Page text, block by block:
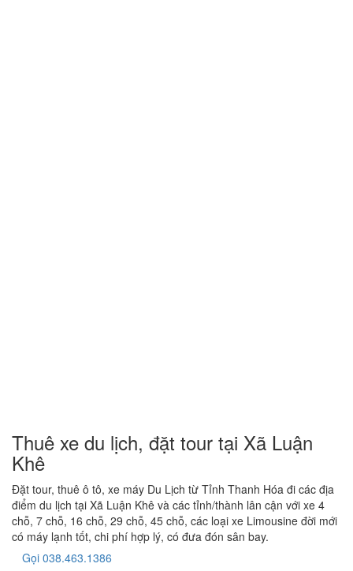
Thuê xe du lịch, đặt tour tại Xã Luận
Khê
Đặt tour, thuê ô tô, xe máy Du Lịch từ Tỉnh Thanh Hóa đi các địa
điểm du lịch tại Xã Luận Khê và các tỉnh/thành lân cận với xe 4
chỗ, 7 chỗ, 16 chỗ, 29 chỗ, 45 chỗ, các loại xe Limousine đời mới
có máy lạnh tốt, chi phí hợp lý, có đưa đón sân bay.
Gọi 038.463.1386